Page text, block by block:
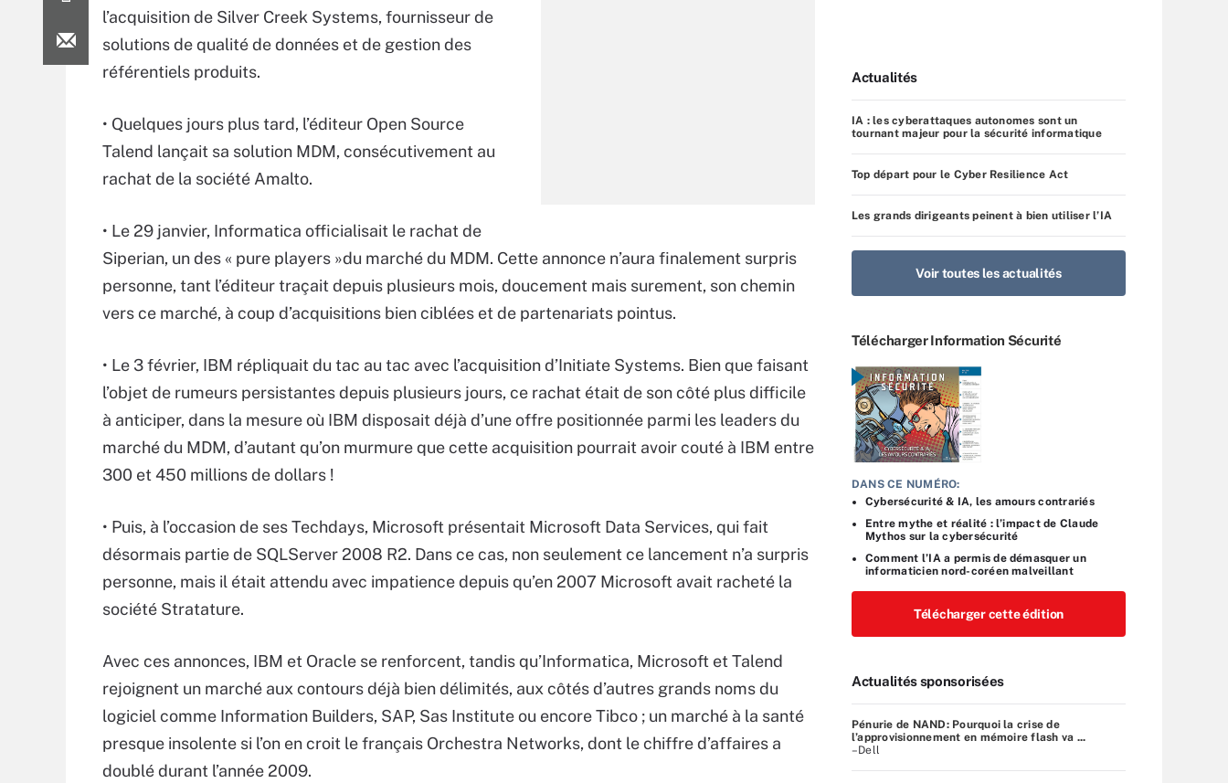
l’acquisition de Silver Creek Systems, fournisseur de
solutions de qualité de données et de gestion des
référentiels produits.
• Quelques jours plus tard, l’éditeur Open Source
Talend lançait sa solution MDM, consécutivement au
rachat de la société Amalto.
• Le 29 janvier, Informatica officialisait le rachat de
Siperian, un des « pure players »du marché du MDM. Cette annonce n’aura finalement surpris
personne, tant l’éditeur traçait depuis plusieurs mois, doucement mais surement, son chemin
vers ce marché, à coup d’acquisitions bien ciblées et de partenariats pointus.
• Le 3 février, IBM répliquait du tac au tac avec l’acquisition d’Initiate Systems. Bien que faisant
l’objet de rumeurs persistantes depuis plusieurs jours, ce rachat était de son côté plus difficile
à anticiper, dans la mesure où IBM disposait déjà d’une offre positionnée parmi les leaders du
marché du MDM, d’autant qu’on murmure que cette acquisition pourrait avoir couté à IBM entre
300 et 450 millions de dollars !
• Puis, à l’occasion de ses Techdays, Microsoft présentait Microsoft Data Services, qui fait
désormais partie de SQLServer 2008 R2. Dans ce cas, non seulement ce lancement n’a surpris
personne, mais il était attendu avec impatience depuis qu’en 2007 Microsoft avait racheté la
société Stratature.
Avec ces annonces, IBM et Oracle se renforcent, tandis qu’Informatica, Microsoft et Talend
rejoignent un marché aux contours déjà bien délimités, aux côtés d’autres grands noms du
logiciel comme Information Builders, SAP, Sas Institute ou encore Tibco ; un marché à la santé
presque insolente si l’on en croit le français Orchestra Networks, dont le chiffre d’affaires a
doublé durant l’année 2009.
Actualités
IA : les cyberattaques autonomes sont un
tournant majeur pour la sécurité informatique
Top départ pour le Cyber Resilience Act
Les grands dirigeants peinent à bien utiliser l’IA
Voir toutes les actualités
Télécharger Information Sécurité
DANS CE NUMÉRO:
Cybersécurité & IA, les amours contrariés
Entre mythe et réalité : l’impact de Claude
Mythos sur la cybersécurité
Comment l’IA a permis de démasquer un
informaticien nord-coréen malveillant
Télécharger cette édition
Actualités sponsorisées
Pénurie de NAND: Pourquoi la crise de
l’approvisionnement en mémoire flash va ...
–Dell